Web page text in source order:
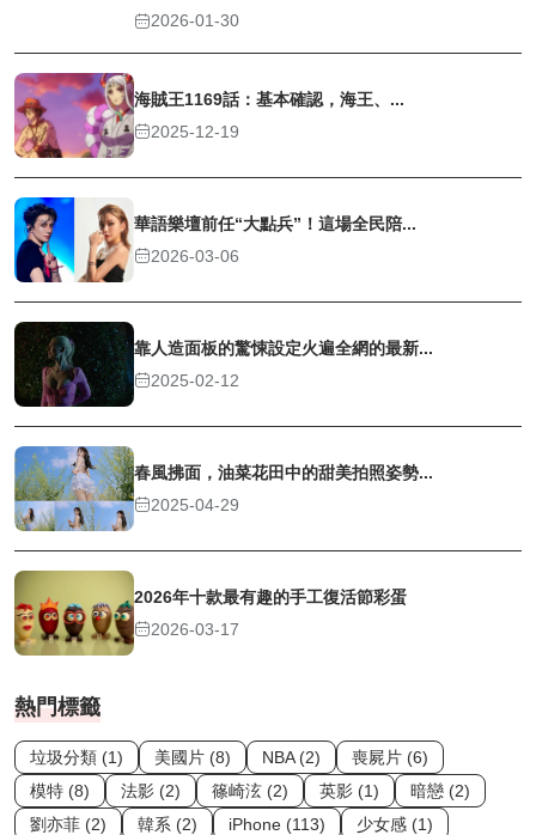
2026-01-30
海賊王1169話：基本確認，海王、...
2025-12-19
華語樂壇前任“大點兵”！這場全民陪...
2026-03-06
靠人造面板的驚悚設定火遍全網的最新...
2025-02-12
春風拂面，油菜花田中的甜美拍照姿勢...
2025-04-29
2026年十款最有趣的手工復活節彩蛋
2026-03-17
熱門標籤
垃圾分類 (1) 美國片 (8) NBA (2)
喪屍片 (6)
模特 (8)
法影 (2) 篠崎泫 (2) 英影 (1)
暗戀 (2)
劉亦菲 (2)
韓系 (2) iPhone (113)
少女感 (1)